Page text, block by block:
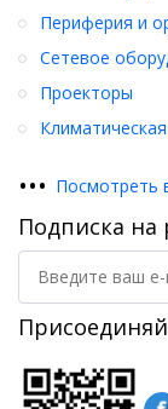
Периферия и
Сетевое
Проекторы
••• Посмотреть
Подписка на